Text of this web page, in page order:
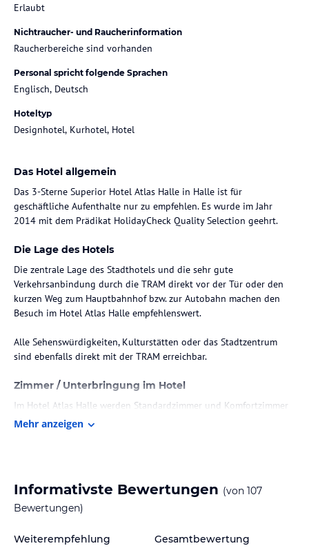
Erlaubt
Nichtraucher- und Raucherinformation
Raucherbereiche sind vorhanden
Personal spricht folgende Sprachen
Englisch, Deutsch
Hoteltyp
Designhotel, Kurhotel, Hotel
Das Hotel allgemein
Das 3-Sterne Superior Hotel Atlas Halle in Halle ist für
geschäftliche Aufenthalte nur zu empfehlen. Es wurde im Jahr
2014 mit dem Prädikat HolidayCheck Quality Selection geehrt.
Die Lage des Hotels
Die zentrale Lage des Stadthotels und die sehr gute
Verkehrsanbindung durch die TRAM direkt vor der Tür oder den
kurzen Weg zum Hauptbahnhof bzw. zur Autobahn machen den
Besuch im Hotel Atlas Halle empfehlenswert.
Alle Sehenswürdigkeiten, Kulturstätten oder das Stadtzentrum
sind ebenfalls direkt mit der TRAM erreichbar.
Zimmer / Unterbringung im Hotel
Im Hotel Atlas Halle werden Standardzimmer und Komfortzimmer
angeboten.
Im Badezimmer finden Sie eine Dusche, Haartrockner,
Toilettenartikel und Kosmetikartikel.
überwiegend mit bodengleichen Regenduschen versehen.
Mehr anzeigen
Informativste Bewertungen (von 107
Bewertungen)
Weiterempfehlung Gesamtbewertung